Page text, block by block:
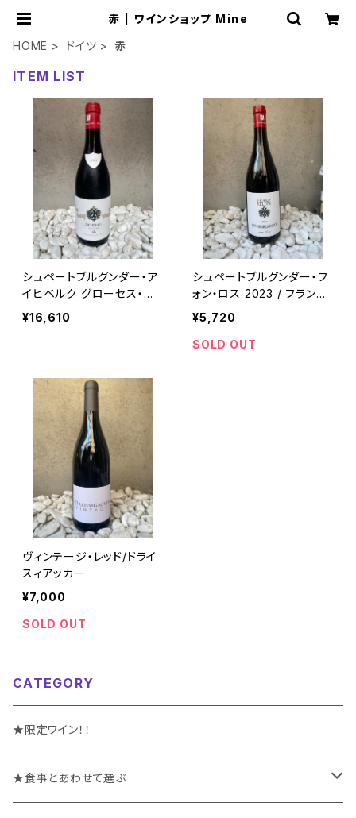
赤 | ワインショップ Mine
HOME
ドイツ 赤
ITEM LIST
シュペートブルグンダー・ア
イヒベルク グローセス・ゲ
ヴェックス 2022/フランツ・
ケラー
¥16,610
シュペートブルグンダー・フ
ォン・ロス 2023 / フランツ・
ケラー
¥5,720
SOLD OUT
ヴィンテージ・レッド/ドライ
スィアッカー
¥7,000
SOLD OUT
CATEGORY
★限定ワイン！！
★食事とあわせて選ぶ